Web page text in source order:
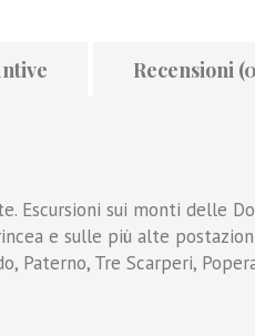
Recensioni
Escursioni sui monti delle
e sulle più alte
Paterno, Tre Scarperi,